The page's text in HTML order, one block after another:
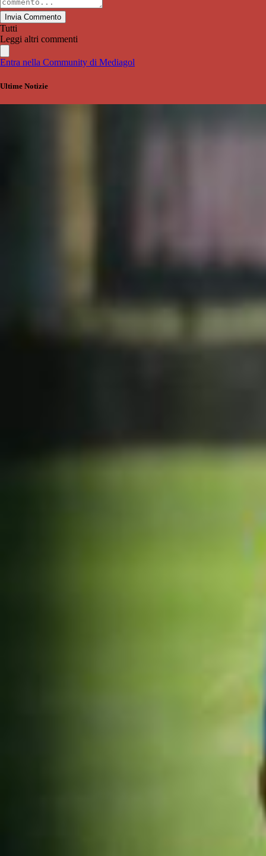
Invia Commento
Tutti
Leggi altri commenti
Entra nella Community di Mediagol
Ultime Notizie